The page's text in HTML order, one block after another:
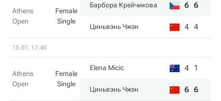
Athens
Open
Female
Single
Барбора Крейчикова 6 6
Циньвэнь Чжэн 4 4
15.07, 17:40
Athens
Open
Female
Single
Elena Micic 4 1
Циньвэнь Чжэн 6 6